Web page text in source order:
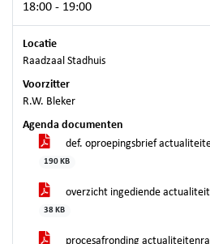
18:00 - 19:00
Locatie
Raadzaal Stadhuis
Voorzitter
R.W. Bleker
Agenda documenten
def. oproepingsbrief
190 KB
overzicht ingediende
38 KB
procesafronding